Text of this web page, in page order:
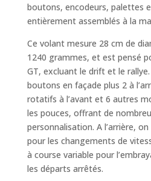
boutons, encodeurs, palettes
entièrement assemblés à la
Ce volant mesure 28 cm de
1240 grammes, et est pensé
GT, excluant le drift et le
boutons en façade plus 2 à
rotatifs à l’avant et 6 autres
les pouces, offrant de
personnalisation. A l’arrière,
pour les changements de
à course variable pour
les départs arrêtés.